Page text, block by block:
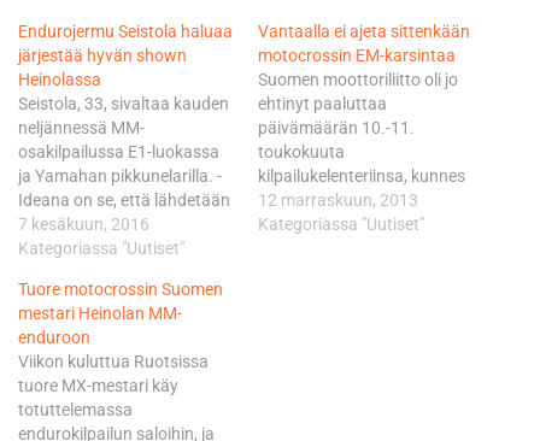
Endurojermu Seistola haluaa
järjestää hyvän shown
Heinolassa
Seistola, 33, sivaltaa kauden
neljännessä MM-
osakilpailussa E1-luokassa
ja Yamahan pikkunelarilla. -
Ideana on se, että lähdetään
tekemään paras
mahdollinen suoritus,
kavereita ja järjestetään
toivon mukaan
runsaslukuisalle kotiyleisölle
hyvä show, linjaa Seistola.
Seistola on työstänyt
Heinola-projektia yhdessä
7 kesäkuun, 2016
Kategoriassa "Uutiset"
Vantaalla ei ajeta sittenkään
motocrossin EM-karsintaa
Suomen moottoriliitto oli jo
ehtinyt paaluttaa
päivämäärän 10.-11.
toukokuuta
kilpailukelenteriinsa, kunnes
korkeammalta taholta kuului
kummia. - Tavallaan ihme
12 marraskuun, 2013
Kategoriassa "Uutiset"
Tuore motocrossin Suomen
mestari Heinolan MM-
enduroon
Viikon kuluttua Ruotsissa
tuore MX-mestari käy
totuttelemassa
endurokilpailun saloihin, ja